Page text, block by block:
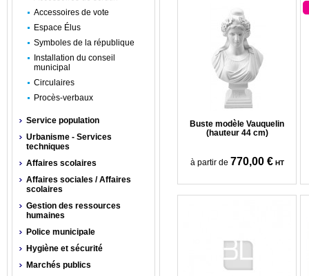
Buste modèle Vauquelin
(hauteur 44 cm)
à partir de 770,00 € HT
Accessoires de vote
Espace Élus
Symboles de la république
Installation du conseil
municipal
Circulaires
Procès-verbaux
Service population
Urbanisme - Services
techniques
Affaires scolaires
Affaires sociales / Affaires
scolaires
Gestion des ressources
humaines
Police municipale
Hygiène et sécurité
Marchés publics